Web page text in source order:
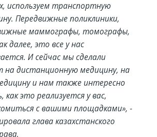
используем транспортную
Передвижные поликлиники,
маммографы, томографы,
далее, это все у нас
И сейчас мы сделали
на дистанционную медицину, на
и нам также интересно
как это реализуется у вас,
с вашими площадками», -
глава казахстанского